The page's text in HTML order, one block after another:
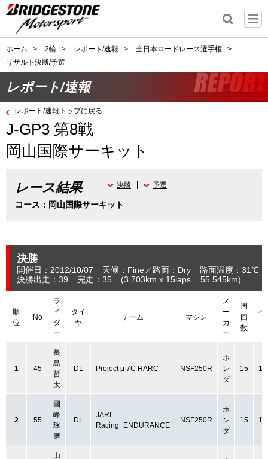
ホーム > 2輪 > レポート/速報 > 全日本ロードレース選手権
>
リザルト決勝/予選
レポート/速報
レポート/速報トップに戻る
J-GP3 第8戦
岡山国際サーキット
レース結果
コース：岡山国際サーキット
決勝 予選
決勝
開催日：2012/10/07 天候：Fine 路面：Dry
路面温度：31℃
決勝出走：39
完走：35 (3.703km x 15laps = 55.545km)
順
位
No
ラ
イ
ダ
ー
タイ
ヤ
チーム マシン
メ
ー
カ
ー
周
回
数
ベ
1 45
長
島
哲
太
DL Project μ 7C HARC NSF250R
ホ
ン
ダ
15
2 55
國
峰
琢
磨
DL
JARI
Racing+ENDURANCE
NSF250R
ホ
ン
ダ
15
山